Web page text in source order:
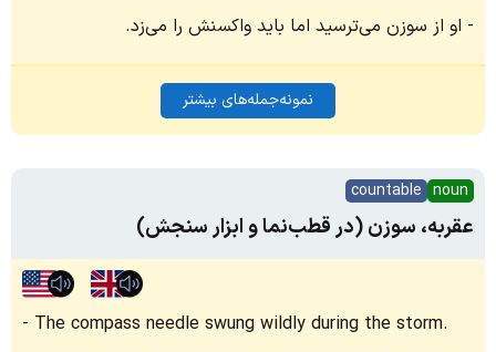
او از سوزن می‌ترسید اما باید واکسنش را می‌زد.
نمونه‌جمله‌های بیشتر
noun
countable
عقربه، سوزن (در قطب‌نما و ابزار سنجش)
The compass needle swung wildly during the storm.